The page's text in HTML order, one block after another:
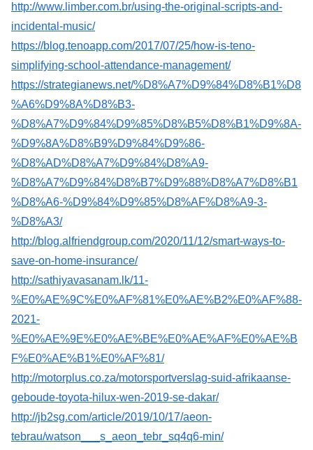
http://www.limber.com.br/using-the-original-scripts-and-
incidental-music/
https://blog.tenoapp.com/2017/07/25/how-is-teno-
simplifying-school-attendance-management/
https://strategianews.net/%D8%A7%D9%84%D8%B1%D8
%A6%D9%8A%D8%B3-
%D8%A7%D9%84%D9%85%D8%B5%D8%B1%D9%8A-
%D9%8A%D8%B9%D9%84%D9%86-
%D8%AD%D8%A7%D9%84%D8%A9-
%D8%A7%D9%84%D8%B7%D9%88%D8%A7%D8%B1
%D8%A6-%D9%84%D9%85%D8%AF%D8%A9-3-
%D8%A3/
http://blog.alfriendgroup.com/2020/11/12/smart-ways-to-
save-on-home-insurance/
http://sathiyavasanam.lk/11-
%E0%AE%9C%E0%AF%81%E0%AE%B2%E0%AF%88-
2021-
%E0%AE%9E%E0%AE%BE%E0%AE%AF%E0%AE%B
F%E0%AE%B1%E0%AF%81/
http://motorplus.co.za/motorsportverslag-suid-afrikaanse-
geboude-toyota-hilux-wen-2019-se-dakar/
http://jb2sg.com/article/2019/10/17/aeon-
tebrau/watson___s_aeon_tebr_sq4q6-min/